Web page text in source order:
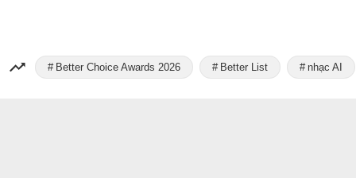
Better Choice Awards 2026 Better List nhạc AI